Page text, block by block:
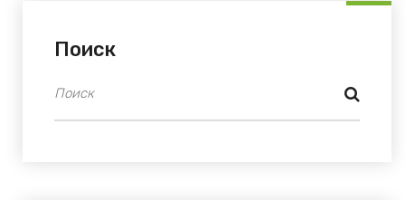
Поиск